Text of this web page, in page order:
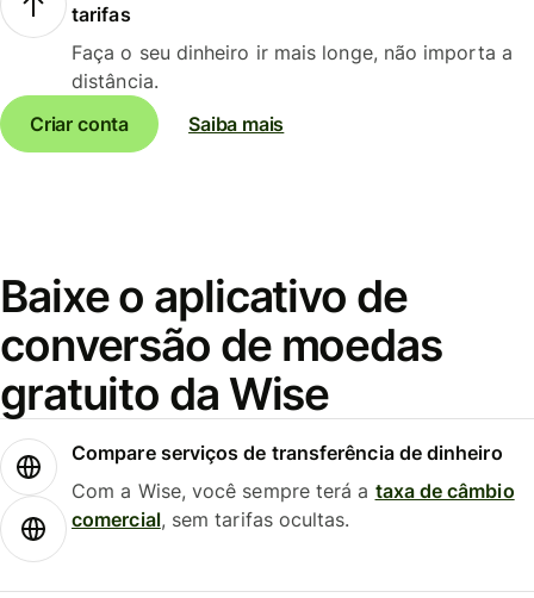
tarifas
Faça o seu dinheiro ir mais longe, não importa a
distância.
Criar conta
Saiba mais
Baixe o aplicativo de
conversão de moedas
gratuito da Wise
Compare serviços de transferência de dinheiro
Com a Wise, você sempre terá a taxa de câmbio
comercial, sem tarifas ocultas.